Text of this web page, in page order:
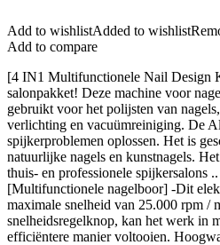
Add to wishlistAdded to wishlist
Add to compare
[4 IN1 Multifunctionele Nail Design
salonpakket! Deze machine voor
gebruikt voor het polijsten van
verlichting en vacuümreiniging. De
spijkerproblemen oplossen. Het is
natuurlijke nagels en kunstnagels.
thuis- en professionele spijkersalons ..
[Multifunctionele nagelboor] -Dit
maximale snelheid van 25.000 rpm /
snelheidsregelknop, kan het werk in
efficiëntere manier voltooien.